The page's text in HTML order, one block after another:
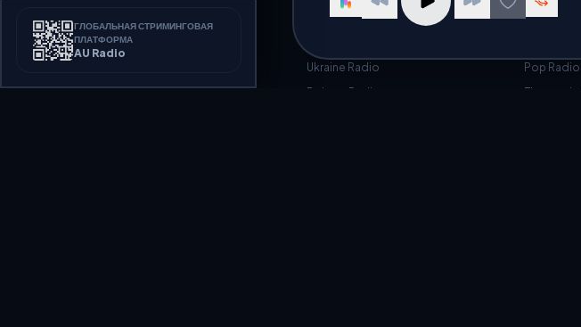
Афробит
ГЛОБАЛЬНАЯ СТРИМИНГОВАЯ
ПЛАТФОРМА
AU Radio
Russia Radio
Ukraine Radio
Belarus Radio
Jazz Radio
Pop Radio
Electronic